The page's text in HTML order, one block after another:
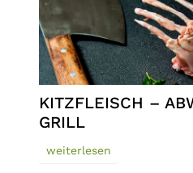
KITZFLEISCH –
GRILL
weiterlesen